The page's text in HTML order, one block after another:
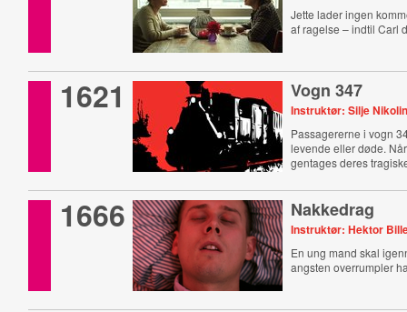
Jette lader ingen
af ragelse – indtil Carl
1621 Vogn 347
Instruktør: Silje
Passagererne i vogn
levende eller døde.
gentages deres
1666 Nakkedrag
Instruktør: Hektor
En ung mand skal
angsten overrumpler